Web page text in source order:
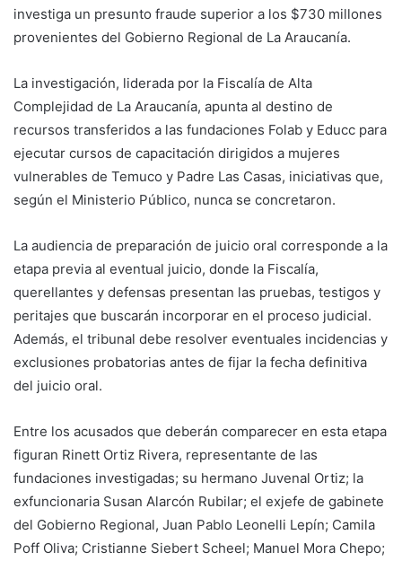
investiga un presunto fraude superior a los $730 millones
provenientes del Gobierno Regional de La Araucanía.
La investigación, liderada por la Fiscalía de Alta
Complejidad de La Araucanía, apunta al destino de
recursos transferidos a las fundaciones Folab y Educc para
ejecutar cursos de capacitación dirigidos a mujeres
vulnerables de Temuco y Padre Las Casas, iniciativas que,
según el Ministerio Público, nunca se concretaron.
La audiencia de preparación de juicio oral corresponde a la
etapa previa al eventual juicio, donde la Fiscalía,
querellantes y defensas presentan las pruebas, testigos y
peritajes que buscarán incorporar en el proceso judicial.
Además, el tribunal debe resolver eventuales incidencias y
exclusiones probatorias antes de fijar la fecha definitiva
del juicio oral.
Entre los acusados que deberán comparecer en esta etapa
figuran Rinett Ortiz Rivera, representante de las
fundaciones investigadas; su hermano Juvenal Ortiz; la
exfuncionaria Susan Alarcón Rubilar; el exjefe de gabinete
del Gobierno Regional, Juan Pablo Leonelli Lepín; Camila
Poff Oliva; Cristianne Siebert Scheel; Manuel Mora Chepo;